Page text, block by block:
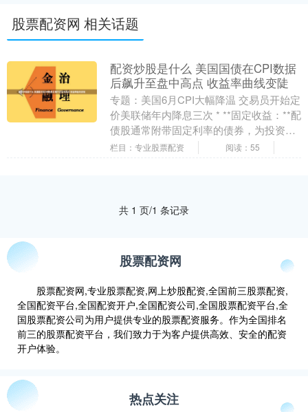
股票配资网 相关话题
配资炒股是什么 美国国债在CPI数据
后飙升至盘中高点 收益率曲线变陡
专题：美国6月CPI大幅降温 交易员开始定
价美联储年内降息三次 * **固定收益：**配
债股通常附带固定利率的债券，为投资者
提供稳定的收益来源。 美国国债期货跃....
栏目：专业股票配资 阅读：55
共 1 页/1 条记录
股票配资网
股票配资网,专业股票配资,网上炒股配资,全国前三股票配资,
全国配资平台,全国配资开户,全国配资公司,全国股票配资平台,全
国股票配资公司为用户提供专业的股票配资服务。作为全国排名
前三的股票配资平台，我们致力于为客户提供高效、安全的配资
开户体验。
热点关注